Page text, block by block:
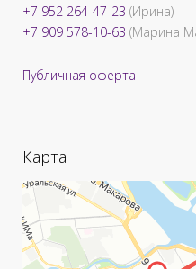
+7 952 264-47-23 (Ирина)
+7 909 578-10-63 (Марина
Публичная оферта
Карта